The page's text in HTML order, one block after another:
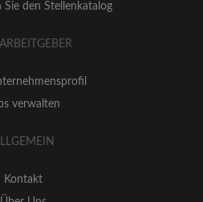
Sie den Stellenkatalog
verwalten
Kontakt